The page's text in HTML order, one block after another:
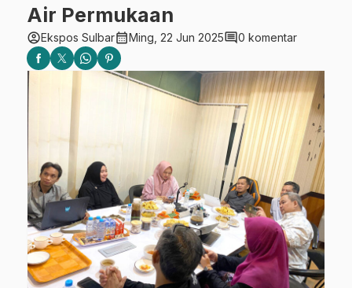
Air Permukaan
account_circleEkspos Sulbarcalendar_monthMing, 22 Jun 2025comment0 komentar